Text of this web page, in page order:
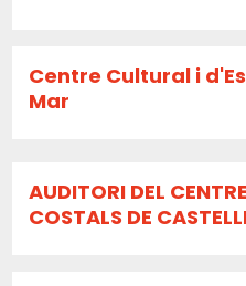
Centre Cultural i
Mar
AUDITORI DEL
COSTALS DE